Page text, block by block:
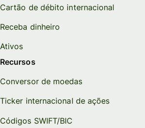
Cartão de débito internacional
Receba dinheiro
Ativos
Recursos
Conversor de moedas
Ticker internacional de ações
Códigos SWIFT/BIC